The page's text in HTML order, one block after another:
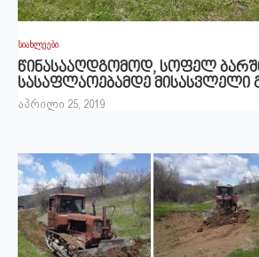
სიახლეები
წინასააღდგომოდ, სოფელ
სასაფლაოებამდე მისასვლელი
აპრილი 25, 2019